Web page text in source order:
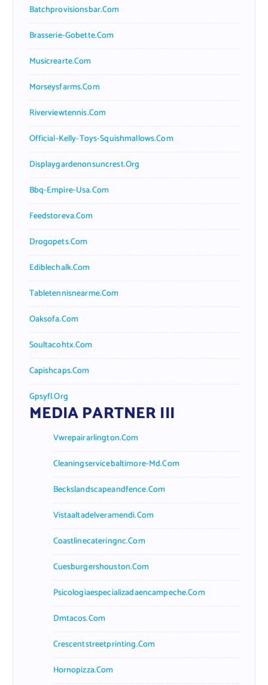
Batchprovisionsbar.com
Brasserie-Gobette.com
Musicrearte.com
Morseysfarms.com
Riverviewtennis.com
Official-Kelly-Toys-Squishmallows.com
Displaygardenonsuncrest.org
Bbq-Empire-Usa.com
Feedstoreva.com
Drogopets.com
Ediblechalk.com
Tabletennisnearme.com
Oaksofa.com
Soultacohtx.com
Capishcaps.com
Gpsyfl.org
MEDIA PARTNER III
Vwrepairarlington.com
Cleaningservicebaltimore-Md.com
Beckslandscapeandfence.com
Vistaaltadelveramendi.com
Coastlinecateringnc.com
Cuesburgershouston.com
Psicologiaespecializadaencampeche.com
Dmtacos.com
Crescentstreetprinting.com
Hornopizza.com